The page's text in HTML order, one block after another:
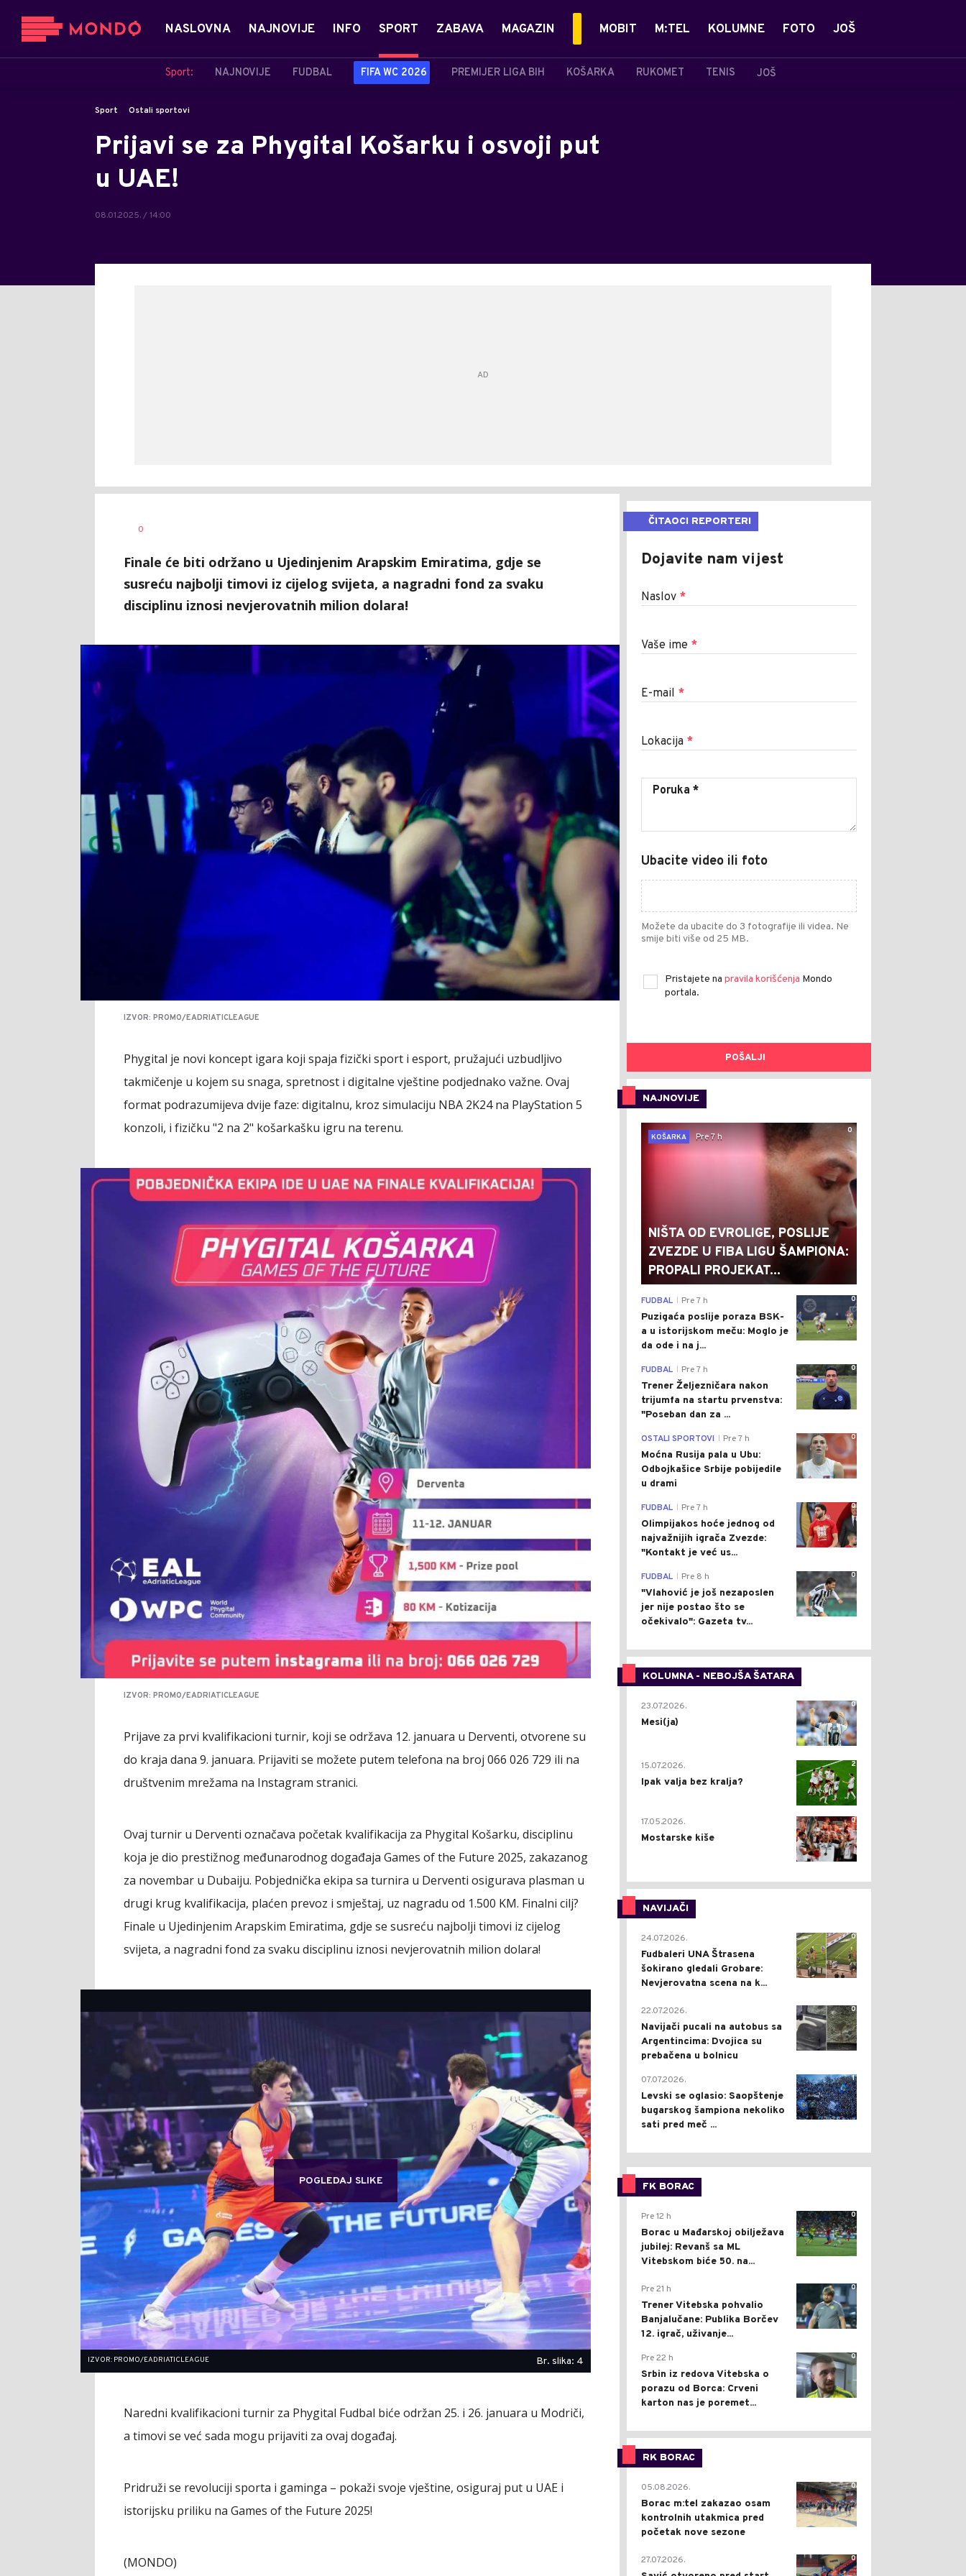
NASLOVNA NAJNOVIJE INFO SPORT
Sport: NAJNOVIJE FUDBAL FIFA WC 2026 PREMIJER LIGA BIH KOŠARKA RUKOMET TENIS JOŠ
ZABAVA MAGAZIN MOBIT M:TEL KOLUMNE FOTO JOŠ
Sport Ostali sportovi
Prijavi se za Phygital Košarku i osvoji put
u UAE!
08.01.2025. / 14:00
AUTOR
0
Finale će biti održano u Ujedinjenim Arapskim Emiratima, gdje se
susreću najbolji timovi iz cijelog svijeta, a nagradni fond za svaku
disciplinu iznosi nevjerovatnih milion dolara!
IZVOR: PROMO/EADRIATICLEAGUE
Phygital je novi koncept igara koji spaja fizički sport i esport, pružajući uzbudljivo
takmičenje u kojem su snaga, spretnost i digitalne vještine podjednako važne. Ovaj
format podrazumijeva dvije faze: digitalnu, kroz simulaciju NBA 2K24 na PlayStation 5
konzoli, i fizičku "2 na 2" košarkašku igru na terenu.
IZVOR: PROMO/EADRIATICLEAGUE
Prijave za prvi kvalifikacioni turnir, koji se održava 12. januara u Derventi, otvorene su
do kraja dana 9. januara. Prijaviti se možete putem telefona na broj 066 026 729 ili na
društvenim mrežama na Instagram stranici.
Ovaj turnir u Derventi označava početak kvalifikacija za Phygital Košarku, disciplinu
koja je dio prestižnog međunarodnog događaja Games of the Future 2025, zakazanog
za novembar u Dubaiju. Pobjednička ekipa sa turnira u Derventi osigurava plasman u
drugi krug kvalifikacija, plaćen prevoz i smještaj, uz nagradu od 1.500 KM. Finalni cilj?
Finale u Ujedinjenim Arapskim Emiratima, gdje se susreću najbolji timovi iz cijelog
svijeta, a nagradni fond za svaku disciplinu iznosi nevjerovatnih milion dolara!
POGLEDAJ SLIKE
IZVOR: PROMO/EADRIATICLEAGUE Br. slika: 4
Naredni kvalifikacioni turnir za Phygital Fudbal biće održan 25. i 26. januara u Modriči,
a timovi se već sada mogu prijaviti za ovaj događaj.
Pridruži se revoluciji sporta i gaminga – pokaži svoje vještine, osiguraj put u UAE i
istorijsku priliku na Games of the Future 2025!
(MONDO)
ČITAOCI REPORTERI
Dojavite nam vijest
Naslov *
Vaše ime *
E-mail *
Lokacija *
Ubacite video ili foto
Možete da ubacite do 3 fotografije ili videa. Ne
smije biti više od 25 MB.
Pristajete na pravila korišćenja Mondo
portala.
POŠALJI
NAJNOVIJE
0
KOŠARKA
Pre 7 h
NIŠTA OD EVROLIGE, POSLIJE
ZVEZDE U FIBA LIGU ŠAMPIONA:
PROPALI PROJEKAT...
0
FUDBAL Pre 7 h
Puzigaća poslije poraza BSK-
a u istorijskom meču: Moglo je
da ode i na j...
0
FUDBAL Pre 7 h
Trener Željezničara nakon
trijumfa na startu prvenstva:
"Poseban dan za ...
0
OSTALI SPORTOVI Pre 7 h
Moćna Rusija pala u Ubu:
Odbojkašice Srbije pobijedile
u drami
0
FUDBAL Pre 7 h
Olimpijakos hoće jednog od
najvažnijih igrača Zvezde:
"Kontakt je već us...
0
FUDBAL Pre 8 h
"Vlahović je još nezaposlen
jer nije postao što se
očekivalo": Gazeta tv...
KOLUMNA - NEBOJŠA ŠATARA
0
23.07.2026.
Mesi(ja)
2
15.07.2026.
Ipak valja bez kralja?
0
17.05.2026.
Mostarske kiše
NAVIJAČI
0
24.07.2026.
Fudbaleri UNA Štrasena
šokirano gledali Grobare:
Nevjerovatna scena na k...
0
22.07.2026.
Navijači pucali na autobus sa
Argentincima: Dvojica su
prebačena u bolnicu
1
07.07.2026.
Levski se oglasio: Saopštenje
bugarskog šampiona nekoliko
sati pred meč ...
FK BORAC
0
Pre 12 h
Borac u Mađarskoj obilježava
jubilej: Revanš sa ML
Vitebskom biće 50. na...
0
Pre 21 h
Trener Vitebska pohvalio
Banjalučane: Publika Borčev
12. igrač, uživanje...
0
Pre 22 h
Srbin iz redova Vitebska o
porazu od Borca: Crveni
karton nas je poremet...
RK BORAC
0
05.08.2026.
Borac m:tel zakazao osam
kontrolnih utakmica pred
početak nove sezone
0
27.07.2026.